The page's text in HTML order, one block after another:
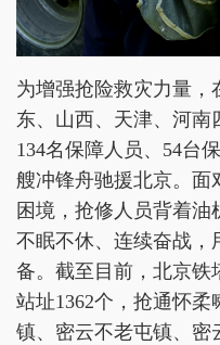
为增强抢险救灾力量，
东、山西、天津、河南
134名保障人员、54台
艘冲锋舟驰援北京。面
困境，抢修人员背着
不眠不休、连续奋战，
备。截至目前，北京铁
站址1362个，抢通怀
镇、密云不老屯镇、密